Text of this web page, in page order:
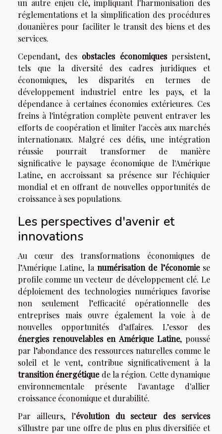
un autre enjeu clé, impliquant l'harmonisation des
réglementations et la simplification des procédures
douanières pour faciliter le transit des biens et des
services.
Cependant, des obstacles économiquespersistent,
tels que la diversité des cadres juridiques et
économiques, les disparités en termes de
développement industriel entre les pays, et la
dépendance à certaines économies extérieures. Ces
freins à l'intégration complète peuvent entraver les
efforts de coopération et limiter l'accès aux marchés
internationaux. Malgré ces défis, une intégration
réussie pourrait transformer de manière
significative le paysage économique de l'Amérique
Latine, en accroissant sa présence sur l'échiquier
mondial et en offrant de nouvelles opportunités de
croissance à ses populations.
Les perspectives d'avenir et
innovations
Au cœur des transformations économiques de
l’Amérique Latine, la numérisation de l’économiese
profile comme un vecteur de développement clé. Le
déploiement des technologies numériques favorise
non seulement l’efficacité opérationnelle des
entreprises mais ouvre également la voie à de
nouvelles opportunités d’affaires. L’essor des
énergies renouvelables en Amérique Latine, poussé
par l’abondance des ressources naturelles comme le
soleil et le vent, contribue significativement à la
transition énergétiquede la région. Cette dynamique
environnementale présente l'avantage d'allier
croissance économique et durabilité.
Par ailleurs, l’évolution du secteur des services
s'illustre par une offre de plus en plus diversifiée et